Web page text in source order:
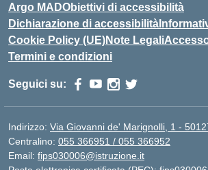
Argo MADObiettivi di accessibilità
Dichiarazione di accessibilità
Cookie Policy (UE)Note Legali
Termini e condizioni
Seguici su:
Indirizzo: Via Giovanni de' Marignolli, 1 -
Centralino: 055 366951 / 055 366952
Email: fips030006@istruzione.it